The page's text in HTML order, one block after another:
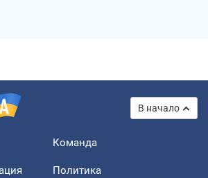
В начало
Команда
Политика